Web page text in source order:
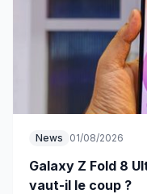
News 01/08/2026
Galaxy Z Fold 8
vaut-il le coup ?